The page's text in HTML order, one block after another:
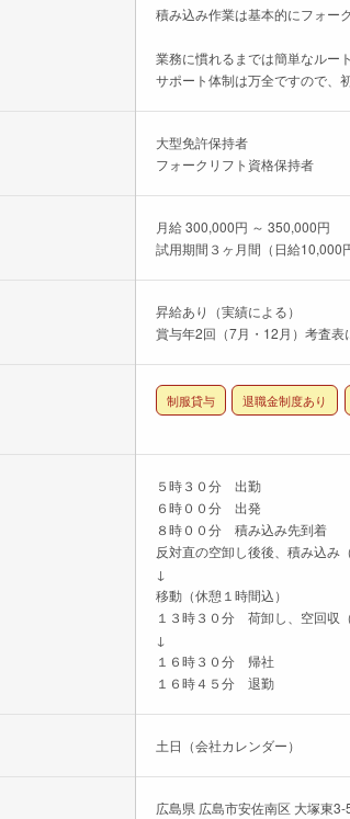
積み込み作業は基本的にフォー
業務に慣れるまでは簡単なルー
サポート体制は万全ですので、
大型免許保持者
フォークリフト資格保持者
月給 300,000円 ～ 350,000円
試用期間３ヶ月間（日給10,000
昇給あり（実績による）
賞与年2回（7月・12月）考査表
制服貸与 退職金制度あり
５時３０分 出勤
６時００分 出発
８時００分 積み込み先到着
反対直の空卸し後後、積み込み
↓
移動（休憩１時間込）
１３時３０分 荷卸し、空回収
↓
１６時３０分 帰社
１６時４５分 退勤
土日（会社カレンダー）
広島県 広島市安佐南区 大塚東3-